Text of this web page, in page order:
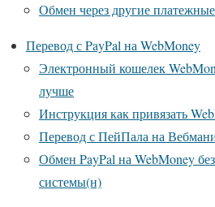
Обмен через другие
Перевод с PayPal на WebMoney
Электронный кошелек
лучше
Инструкция как привязать
Перевод с ПейПала на
Обмен PayPal на WebMoney
системы(н)